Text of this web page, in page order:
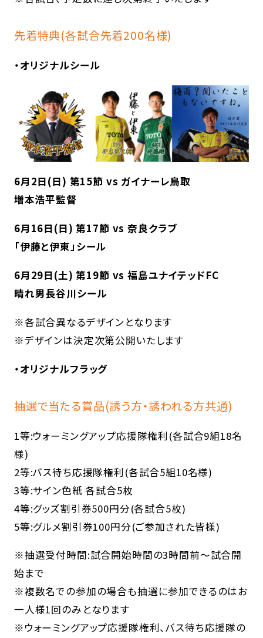
先着特典(各試合先着200名様)
・オリジナルシール
6月2日(日) 第15節 vs ガイナーレ鳥取
増本浩平監督
6月16日(日) 第17節 vs 奈良クラブ
「伊藤と伊東」シール
6月29日(土) 第19節 vs 福島ユナイテッドFC
晴れ男長谷川シール
※各試合異なるデザインとなります
※デザインは決定次第公開いたします
・オリジナルフラッグ
抽選で当たる賞品(誘う方・誘われる方共通)
1等:ウォーミングアップ応援隊権利(各試合9組18名
様)
2等:バス待ち応援隊権利(各試合5組10名様)
3等:サイン色紙 各試合5枚
4等:グッズ割引券500円分(各試合5枚)
5等:グルメ割引券100円分(ご参加された皆様)
※抽選受付時間:試合開始時間の3時間前〜試合開
始まで
※複数名での参加の場合も抽選に参加できるのはお
一人様1回のみとなります
※ウォーミングアップ応援隊権利、バス待ち応援隊の